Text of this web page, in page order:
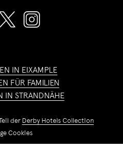
IN EIXAMPLE
FÜR FAMILIEN
IN STRANDNÄHE
der Derby Hotels Collection
Cookies